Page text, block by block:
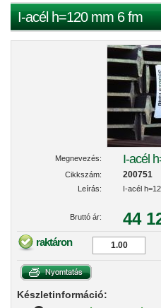
I-acél h=120 mm 6 fm
Megnevezés: I-acél
Cikkszám: 200751
Leírás: I-acél
Bruttó ár: 44
raktáron
Készletinformáció: